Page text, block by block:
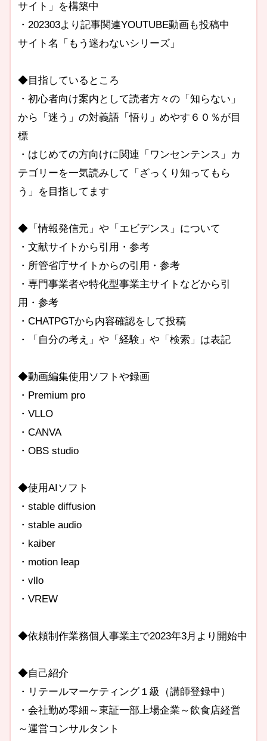
サイト」を構築中
・202303より記事関連YOUTUBE動画も投稿中
サイト名「もう迷わないシリーズ」
◆目指しているところ
・初心者向け案内として読者方々の「知らない」
から「迷う」の対義語「悟り」めやす６０％が目
標
・はじめての方向けに関連「ワンセンテンス」カ
テゴリーを一気読みして「ざっくり知ってもら
う」を目指してます
◆「情報発信元」や「エビデンス」について
・文献サイトから引用・参考
・所管省庁サイトからの引用・参考
・専門事業者や特化型事業主サイトなどから引
用・参考
・CHATPGTから内容確認をして投稿
・「自分の考え」や「経験」や「検索」は表記
◆動画編集使用ソフトや録画
・Premium pro
・VLLO
・CANVA
・OBS studio
◆使用AIソフト
・stable diffusion
・stable audio
・kaiber
・motion leap
・vllo
・VREW
◆依頼制作業務個人事業主で2023年3月より開始中
◆自己紹介
・リテールマーケティング１級（講師登録中）
・会社勤め零細～東証一部上場企業～飲食店経営
～運営コンサルタント